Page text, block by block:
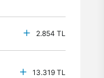
2.854 TL
13.319 TL